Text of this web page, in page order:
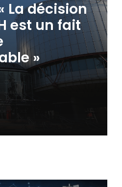
La décision
est un fait
»